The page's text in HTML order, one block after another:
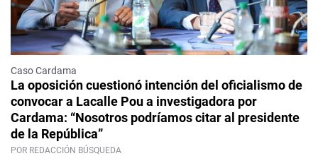
Caso Cardama
La oposición cuestionó intención del oficialismo de
convocar a Lacalle Pou a investigadora por
Cardama: “Nosotros podríamos citar al presidente
de la República”
POR REDACCIÓN BÚSQUEDA